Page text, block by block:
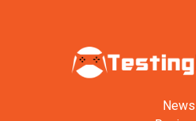
News